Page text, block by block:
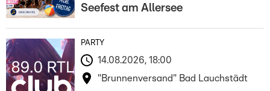
Seefest am Allersee
PARTY
14.08.2026, 18:00
"Brunnenversand" Bad Lauchstädt